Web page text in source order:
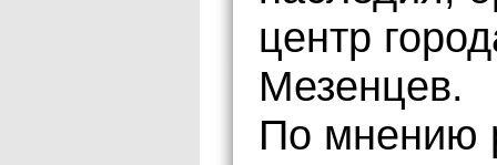
центр
Мезенцев.
По мнению